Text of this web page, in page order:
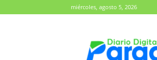
miércoles, agosto 5, 2026